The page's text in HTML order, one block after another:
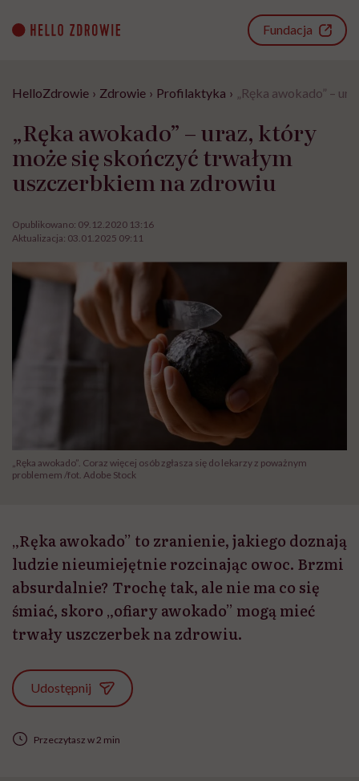
content
Fundacja
HelloZdrowie › Zdrowie › Profilaktyka › „Ręka awokado” –
„Ręka awokado” – uraz, który
może się skończyć trwałym
uszczerbkiem na zdrowiu
Opublikowano: 09.12.2020 13:16
Aktualizacja: 03.01.2025 09:11
„Ręka awokado”. Coraz więcej osób zgłasza się do lekarzy z poważnym
problemem /fot. Adobe Stock
„Ręka awokado” to zranienie, jakiego doznają
ludzie nieumiejętnie rozcinając owoc. Brzmi
absurdalnie? Trochę tak, ale nie ma co się
śmiać, skoro „ofiary awokado” mogą mieć
trwały uszczerbek na zdrowiu.
Udostępnij
Przeczytasz w 2 min